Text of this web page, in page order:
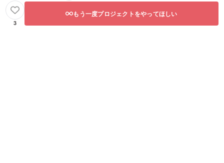
3
もう一度プロジェクトをやってほしい